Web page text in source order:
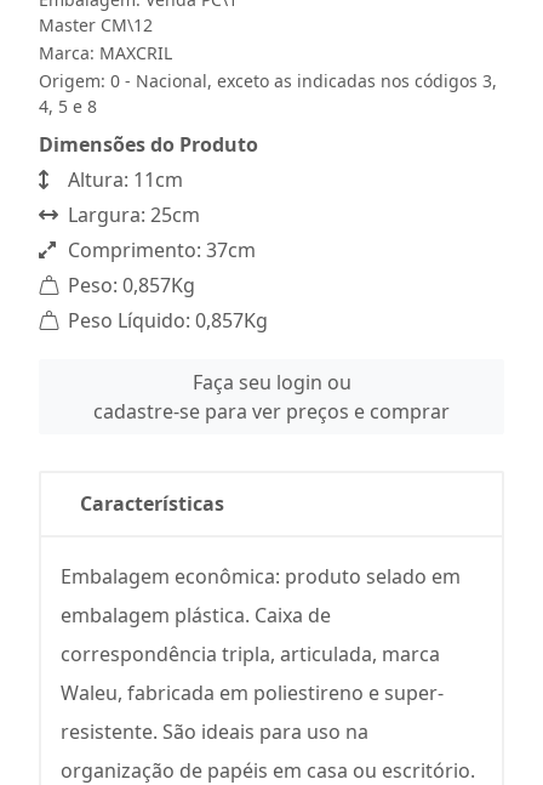
Master CM\12
Marca: MAXCRIL
Origem: 0 - Nacional, exceto as indicadas nos códigos 3,
4, 5 e 8
Dimensões do Produto
Altura: 11cm
Largura: 25cm
Comprimento: 37cm
Peso: 0,857Kg
Peso Líquido: 0,857Kg
Faça seu login ou
cadastre-se para ver preços e comprar
Características
Embalagem econômica: produto selado em
embalagem plástica. Caixa de
correspondência tripla, articulada, marca
Waleu, fabricada em poliestireno e super-
resistente. São ideais para uso na
organização de papéis em casa ou escritório.